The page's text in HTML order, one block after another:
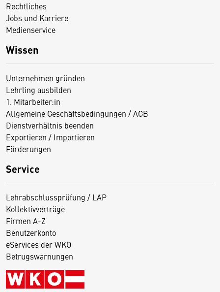
Rechtliches
Jobs und Karriere
Medienservice
Wissen
Unternehmen gründen
Lehrling ausbilden
1. Mitarbeiter:in
Allgemeine Geschäftsbedingungen / AGB
Dienstverhältnis beenden
Exportieren / Importieren
Förderungen
Service
Lehrabschlussprüfung / LAP
Kollektivverträge
Firmen A-Z
Benutzerkonto
eServices der WKO
Betrugswarnungen